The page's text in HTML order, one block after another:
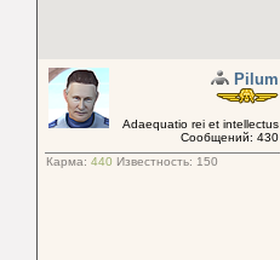
Pilum
Adaequatio rei et intellectus
Сообщений: 430
Карма: 440 Известность: 150